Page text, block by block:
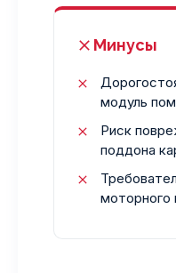
Минусы
модуль
Риск
поддона
моторного